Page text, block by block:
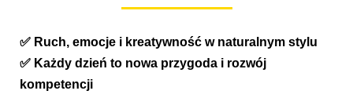
✅ Ruch, emocje i kreatywność w naturalnym stylu
✅ Każdy dzień to nowa przygoda i rozwój
kompetencji